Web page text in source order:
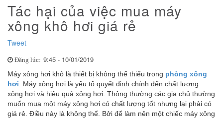
Tác hại của việc mua máy
xông khô hơi giá rẻ
Tweet
Đăng lúc: 9:45 - 10/01/2019
Máy xông hơi khô là thiết bị không thể thiếu trong phòng xông
hơi . Máy xông hơi là yếu tố quyết định chính đến chất lượng
xông hơi và hiệu quả xông hơi. Thông thường các gia chủ thường
muốn mua một máy xông hơi có chất lượng tốt nhưng lại phải có
giá rẻ. Điều này là không thể. Bởi để làm nên một chiếc máy xông